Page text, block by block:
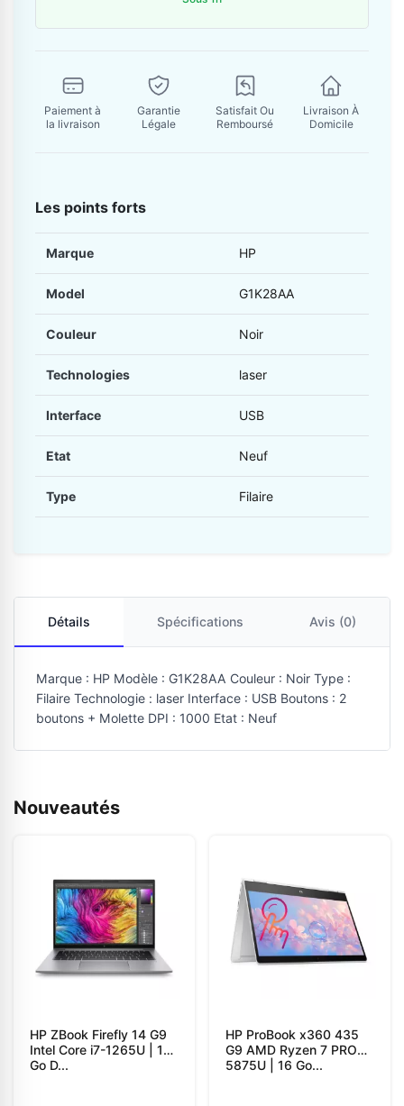
Paiement à
la livraison
Garantie
Légale
Satisfait Ou
Remboursé
Livraison À
Domicile
Les points forts
Marque HP
Model G1K28AA
Couleur Noir
Technologies laser
Interface USB
Etat Neuf
Type Filaire
Détails Spécifications Avis (0)
Marque : HP Modèle : G1K28AA Couleur : Noir Type :
Filaire Technologie : laser Interface : USB Boutons : 2
boutons + Molette DPI : 1000 Etat : Neuf
Nouveautés
HP ZBook Firefly 14 G9
Intel Core i7-1265U | 16
Go D...
HP ProBook x360 435
G9 AMD Ryzen 7 PRO
5875U | 16 Go...